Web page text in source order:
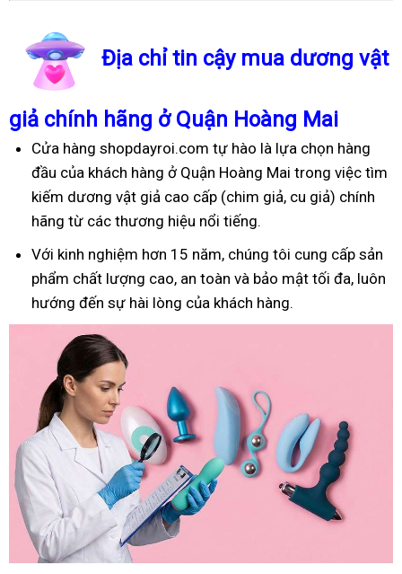
Địa chỉ tin cậy mua dương vật
giả chính hãng ở Quận Hoàng Mai
Cửa hàng shopdayroi.com tự hào là lựa chọn hàng
đầu của khách hàng ở Quận Hoàng Mai trong việc tìm
kiếm dương vật giả cao cấp (chim giả, cu giả) chính
hãng từ các thương hiệu nổi tiếng.
Với kinh nghiệm hơn 15 năm, chúng tôi cung cấp sản
phẩm chất lượng cao, an toàn và bảo mật tối đa, luôn
hướng đến sự hài lòng của khách hàng.